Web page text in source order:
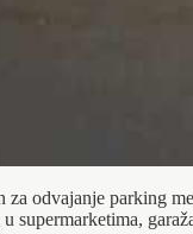
za odvajanje parking
supermarketima,